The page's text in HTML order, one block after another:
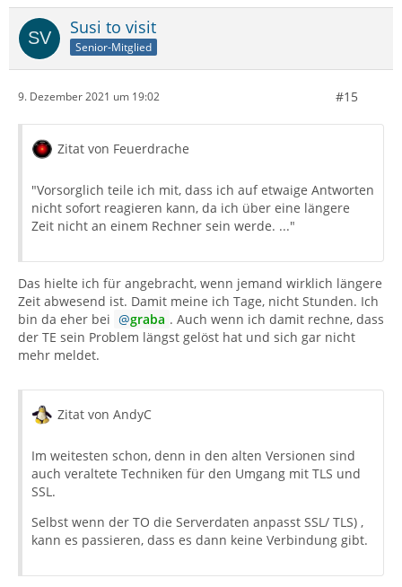
Susi to visit
Senior-Mitglied
9. Dezember 2021 um 19:02 #15
Zitat von Feuerdrache
"Vorsorglich teile ich mit, dass ich auf etwaige Antworten
nicht sofort reagieren kann, da ich über eine längere
Zeit nicht an einem Rechner sein werde. ..."
Das hielte ich für angebracht, wenn jemand wirklich längere
Zeit abwesend ist. Damit meine ich Tage, nicht Stunden. Ich
bin da eher bei
graba . Auch wenn ich damit rechne, dass
der TE sein Problem längst gelöst hat und sich gar nicht
mehr meldet.
Zitat von AndyC
Im weitesten schon, denn in den alten Versionen sind
auch veraltete Techniken für den Umgang mit TLS und
SSL.
Selbst wenn der TO die Serverdaten anpasst SSL/ TLS) ,
kann es passieren, dass es dann keine Verbindung gibt.